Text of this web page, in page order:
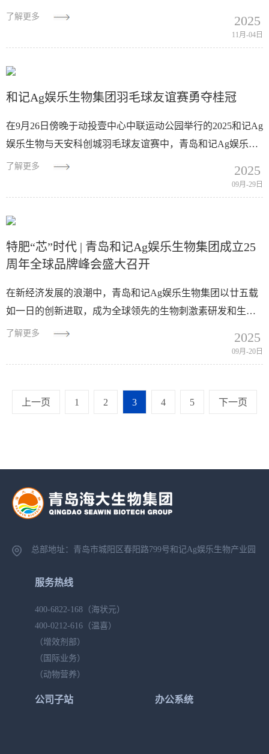
览中心隆重开幕！青岛和记Ag娱乐生物集团携旗下明星产品
了解更多 2025
11月-04日
和记Ag娱乐生物集团羽毛球友谊赛勇夺桂冠
在9月26日傍晚于动投壹中心中联运动公园举行的2025和记Ag
娱乐生物与天安科创城羽毛球友谊赛中，青岛和记Ag娱乐生
物集团参赛团队发挥出色，凭借精湛的球技与默契的团队协
了解更多 2025
09月-29日
特肥“芯”时代 | 青岛和记Ag娱乐生物集团成立25
周年全球品牌峰会盛大召开
在新经济发展的浪潮中，青岛和记Ag娱乐生物集团以廿五载
如一日的创新进取，成为全球领先的生物刺激素研发和生产
企业、海洋生物功能特肥国家制造业单项冠军企业。9月19
了解更多 2025
09月-20日
上一页 1 2 3 4 5 下一页
总部地址：青岛市城阳区春阳路799号和记Ag娱乐生物产业园
服务热线
400-6822-168 （海状元）
400-0212-616 （温喜）
（增效剂部）
（国际业务）
（动物营养）
公司子站 办公系统